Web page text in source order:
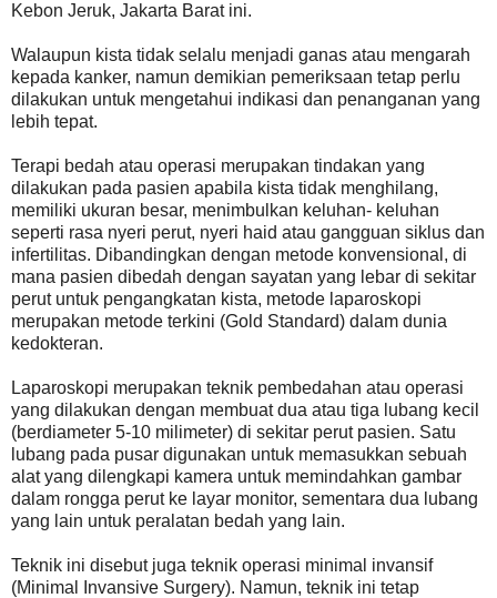
Kebon Jeruk, Jakarta Barat ini.
Walaupun kista tidak selalu menjadi ganas atau mengarah
kepada kanker, namun demikian pemeriksaan tetap perlu
dilakukan untuk mengetahui indikasi dan penanganan yang
lebih tepat.
Terapi bedah atau operasi merupakan tindakan yang
dilakukan pada pasien apabila kista tidak menghilang,
memiliki ukuran besar, menimbulkan keluhan- keluhan
seperti rasa nyeri perut, nyeri haid atau gangguan siklus dan
infertilitas. Dibandingkan dengan metode konvensional, di
mana pasien dibedah dengan sayatan yang lebar di sekitar
perut untuk pengangkatan kista, metode laparoskopi
merupakan metode terkini (Gold Standard) dalam dunia
kedokteran.
Laparoskopi merupakan teknik pembedahan atau operasi
yang dilakukan dengan membuat dua atau tiga lubang kecil
(berdiameter 5-10 milimeter) di sekitar perut pasien. Satu
lubang pada pusar digunakan untuk memasukkan sebuah
alat yang dilengkapi kamera untuk memindahkan gambar
dalam rongga perut ke layar monitor, sementara dua lubang
yang lain untuk peralatan bedah yang lain.
Teknik ini disebut juga teknik operasi minimal invansif
(Minimal Invansive Surgery). Namun, teknik ini tetap